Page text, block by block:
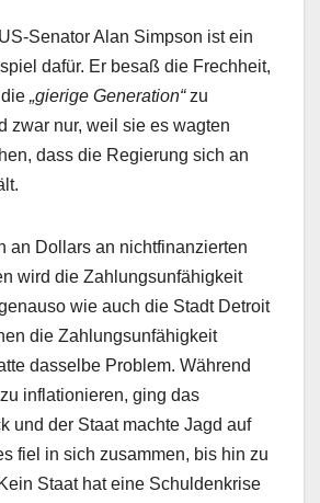
Senator Alan Simpson ist ein
dafür. Er besaß die Frechheit,
„gierige Generation“zu
zwar nur, weil sie es wagten
dass die Regierung sich an
an Dollars an nichtfinanzierten
wird die Zahlungsunfähigkeit
wie auch die Stadt Detroit
die Zahlungsunfähigkeit
dasselbe Problem. Während
inflationieren, ging das
und der Staat machte Jagd auf
fiel in sich zusammen, bis hin zu
Staat hat eine Schuldenkrise